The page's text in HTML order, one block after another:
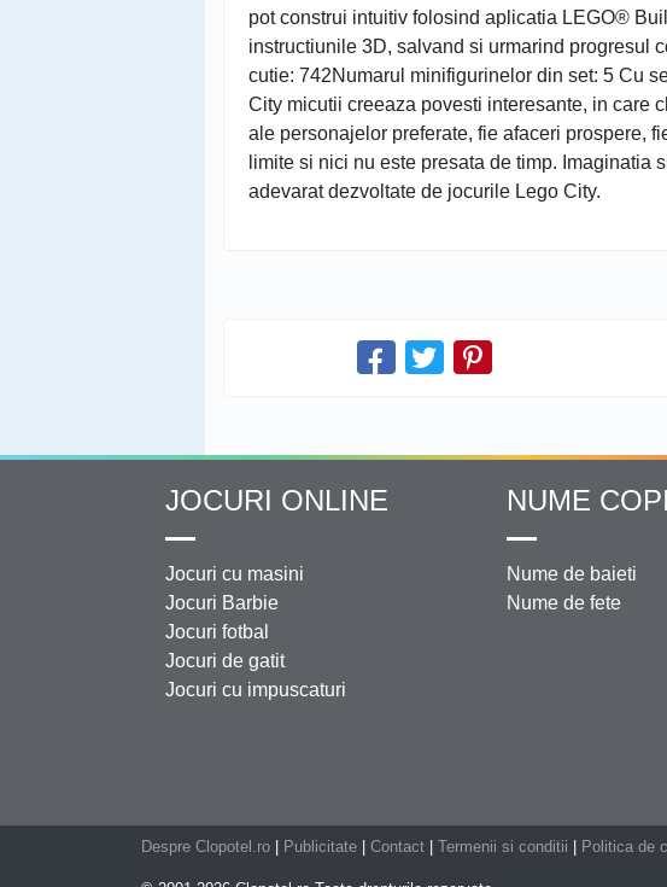
pot construi intuitiv folosind aplicatia LEGO®
instructiunile 3D, salvand si urmarind progresul
cutie: 742Numarul minifigurinelor din set: 5 Cu
City micutii creeaza povesti interesante, in care
ale personajelor preferate, fie afaceri prospere,
limite si nici nu este presata de timp. Imaginatia
adevarat dezvoltate de jocurile Lego City.
JOCURI ONLINE
Jocuri cu masini
Jocuri Barbie
Jocuri fotbal
Jocuri de gatit
Jocuri cu impuscaturi
NUME
Nume de baieti
Nume de fete
Despre Clopotel.ro | Publicitate | Contact | Termenii si conditii | Politica de